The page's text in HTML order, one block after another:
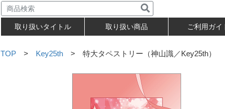
取り扱いタイトル 取り扱い商品 ご利用ガイ
TOP > Key25th > 特大タペストリー（神山識／Key25th）